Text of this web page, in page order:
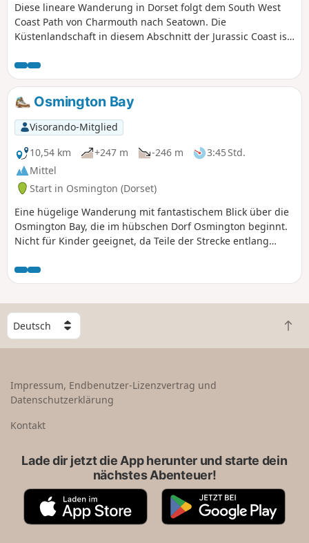
Diese lineare Wanderung in Dorset folgt dem South West
Coast Path von Charmouth nach Seatown. Die
Küstenlandschaft in diesem Abschnitt der Jurassic Coast ist
Punkt der Küste von Dorset, den Golden Cap.
Osmington Bay
Visorando-Mitglied
10,54 km
+247 m -246 m
3:45 Std.
Mittel
Start in Osmington (Dorset)
Eine hügelige Wanderung mit fantastischem Blick über die
Osmington Bay, die im hübschen Dorf Osmington beginnt.
Nicht für Kinder geeignet, da Teile der Strecke entlang
Straßenüberquerungen erforderlich sind.
W
ä
h
e
n
Z
u
Impressum, Endbenutzer-Lizenzvertrag und
Datenschutzerklärung
Kontakt
Lade dir jetzt die App herunter und starte dein
nächstes Abenteuer!
A
p
G
o